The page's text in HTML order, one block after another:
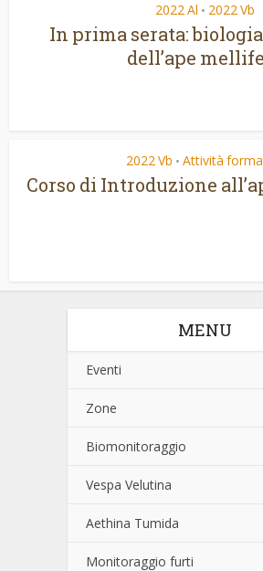
2022 Al • 2022 Vb
In prima serata:
dell’ape
2022 Vb • Attività
Corso di Introduzione
MENU
Eventi
Zone
Biomonitoraggio
Vespa Velutina
Aethina Tumida
Monitoraggio furti